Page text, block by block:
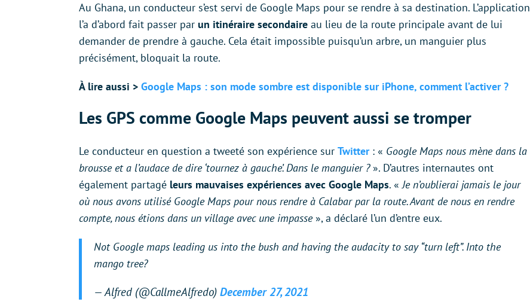
Au Ghana, un conducteur s’est servi de Google Maps pour se rendre à sa destination. L’application
l’a d’abord fait passer par un itinéraire secondaire au lieu de la route principale avant de lui
demander de prendre à gauche. Cela était impossible puisqu’un arbre, un manguier plus
précisément, bloquait la route.
À lire aussi > Google Maps : son mode sombre est disponible sur iPhone, comment l’activer ?
Les GPS comme Google Maps peuvent aussi se tromper
Le conducteur en question a tweeté son expérience sur Twitter: « Google Maps nous mène dans la
brousse et a l’audace de dire ‘tournez à gauche’. Dans le manguier ?». D’autres internautes ont
également partagé leurs mauvaises expériences avec Google Maps. «Je n’oublierai jamais le jour
où nous avons utilisé Google Maps pour nous rendre à Calabar par la route. Avant de nous en rendre
compte, nous étions dans un village avec une impasse», a déclaré l’un d’entre eux.
Not Google maps leading us into the bush and having the audacity to say “turn left”. Into the
mango tree?
— Alfred (@CallmeAlfredo) December 27, 2021